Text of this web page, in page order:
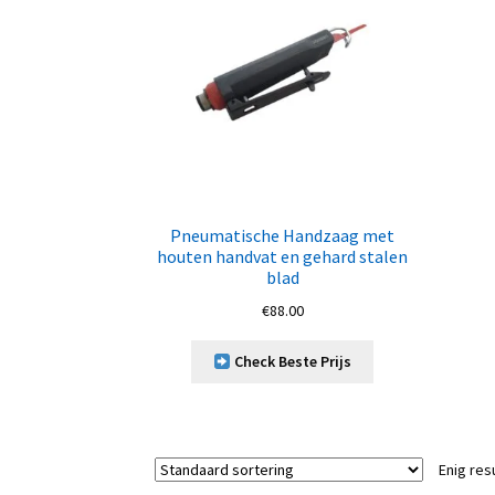
Pneumatische Handzaag met
houten handvat en gehard stalen
blad
€88.00
Check Beste Prijs
Enig